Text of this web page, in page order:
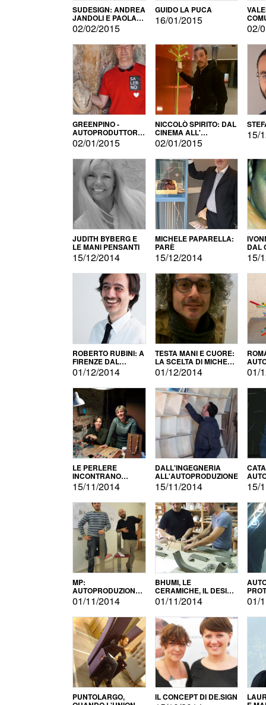
SUDESIGN: ANDREA
JANDOLI E PAOLA
PISAPIA
02/02/2015
GUIDO LA PUCA
16/01/2015
02/
GREENPINO -
AUTOPRODUTTORE
PER AMORE
02/01/2015
NICCOLÒ SPIRITO: DAL
CINEMA ALL'
AUTOPRODUZIONE
02/01/2015
15/
JUDITH BYBERG E
LE MANI PENSANTI
15/12/2014
MICHELE PAPARELLA:
PARÈ
15/12/2014
DAL
15/
ROBERTO RUBINI: A
FIRENZE DAL
PRODOTTO ALLA
PROMOZIONE
01/12/2014
TESTA MANI E CUORE:
LA SCELTA DI MICHELE
BARBERIO
01/12/2014 01/
LE PERLERE
INCONTRANO
L'AUTOPRODUZIONE
15/11/2014
DALL'INGEGNERIA
ALL'AUTOPRODUZIONE
15/11/2014 15/
MP:
AUTOPRODUZIONE
E INNOVAZIONE
01/11/2014
BHUMI, LE
CERAMICHE, IL DESIGN
E L'AUTOPRODUZIONE
01/11/2014 01/
PUNTOLARGO, IL CONCEPT DI DE.SIGN